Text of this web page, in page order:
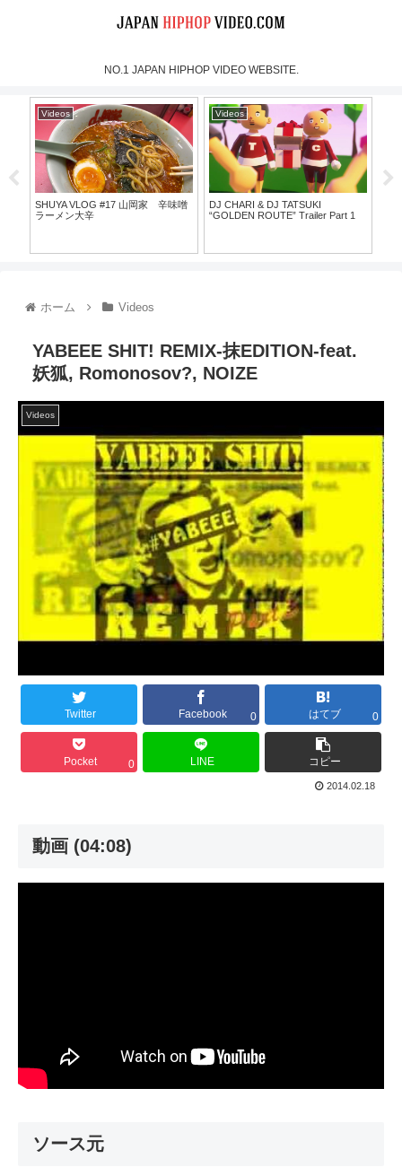
NO.1 JAPAN HIPHOP VIDEO WEBSITE.
Videos
SHUYA VLOG #17 山岡家 辛味噌
ラーメン大辛
Videos
DJ CHARI & DJ TATSUKI
“GOLDEN ROUTE” Trailer Part 1
ホーム Videos
YABEEE SHIT! REMIX-抹EDITION-feat.
妖狐, Romonosov?, NOIZE
Videos
Twitter Facebook 0 はてブ 0
Pocket 0 LINE コピー
2014.02.18
動画 (04:08)
ソース元